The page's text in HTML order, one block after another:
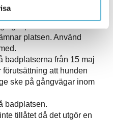
på att djur och
platsen. Använd
badplatserna från 15 maj
att hunden
ske på gångvägar inom
badplatsen.
tillåtet då det utgör en